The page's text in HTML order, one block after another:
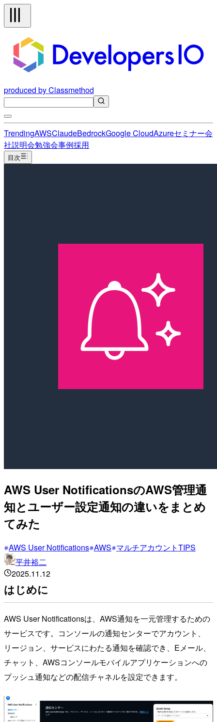
produced by Classmethod
TrendingAWSClaudeBedrockGoogle CloudAzureセミナー会
社説明会勉強会事例採用
目次
AWS User NotificationsのAWS管理通
知とユーザー設定通知の違いをまとめ
てみた
AWS User Notifications AWS マルチアカウントTIPS
平井裕二
2025.11.12
はじめに
AWS User Notificationsは、AWS通知を一元管理するための
サービスです。コンソールの通知センターでアカウント、
リージョン、サービスにわたる通知を確認でき、Eメール、
チャット、AWSコンソールモバイルアプリケーションへの
プッシュ通知などの配信チャネルを設定できます。